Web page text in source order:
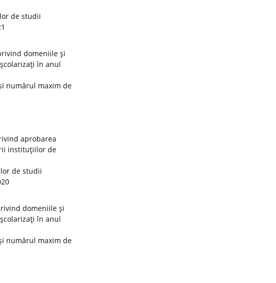
de studii
domeniile şi
în anul
numărul maxim de
aprobarea
instituţiilor de
de studii
domeniile şi
în anul
numărul maxim de